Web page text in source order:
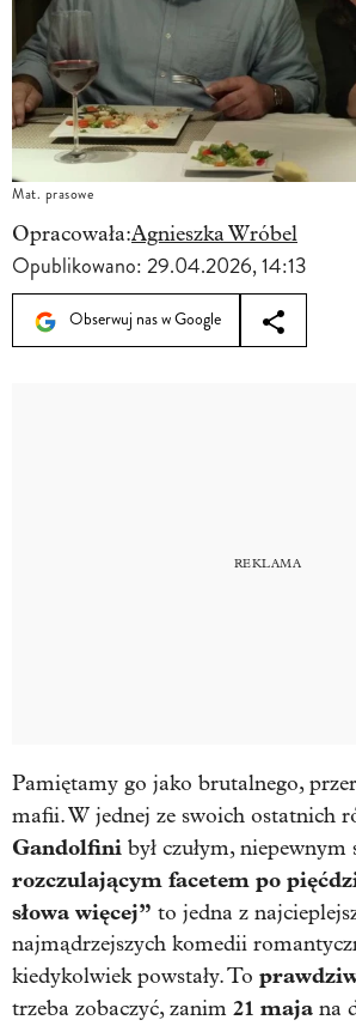
Mat. prasowe
Opracowała:Agnieszka Wróbel
Opublikowano:29.04.2026, 14:13
Obserwuj nas w Google
Pamiętamy go jako brutalnego,
mafii. W jednej ze swoich ostatnich
Gandolfini był czułym,
rozczulającym facetem po
słowa więcej” to jedna z
najmądrzejszych komedii
kiedykolwiek powstały. To
trzeba zobaczyć, zanim 21 maja na